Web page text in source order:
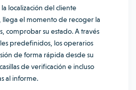
localización del cliente
llega el momento de recoger la
comprobar su estado. A través
predefinidos, los operarios
de forma rápida desde su
de verificación e incluso
al informe.